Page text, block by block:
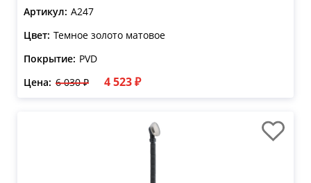
Артикул: A247
Цвет: Темное золото матовое
Покрытие: PVD
Цена: 6 030 ₽ 4 523 ₽